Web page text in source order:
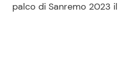
palco di Sanremo 2023 il